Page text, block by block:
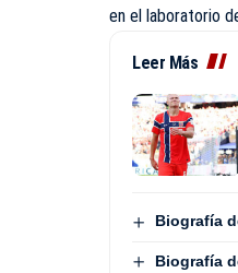
en el laboratorio
Leer Más
Biografía
Biografía